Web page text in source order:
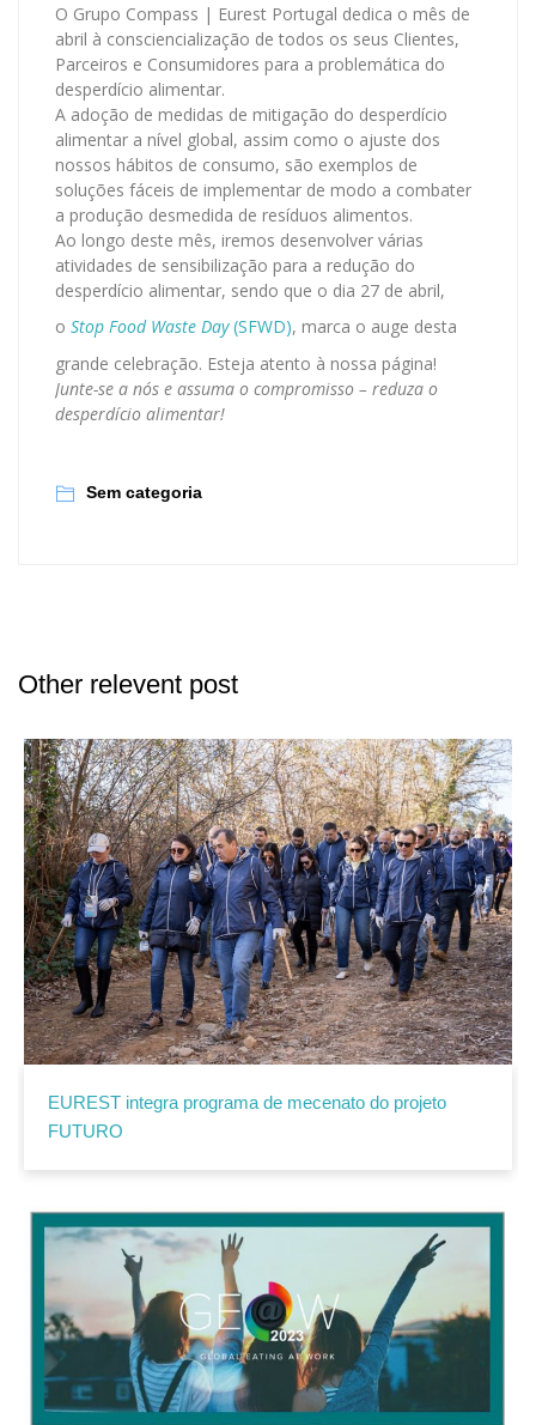
O Grupo Compass | Eurest Portugal dedica o mês de
abril à consciencialização de todos os seus Clientes,
Parceiros e Consumidores para a problemática do
desperdício alimentar.
A adoção de medidas de mitigação do desperdício
alimentar a nível global, assim como o ajuste dos
nossos hábitos de consumo, são exemplos de
soluções fáceis de implementar de modo a combater
a produção desmedida de resíduos alimentos.
Ao longo deste mês, iremos desenvolver várias
atividades de sensibilização para a redução do
desperdício alimentar, sendo que o dia 27 de abril,
o Stop Food Waste Day(SFWD), marca o auge desta
grande celebração. Esteja atento à nossa página!
Junte-se a nós e assuma o compromisso – reduza o
desperdício alimentar!
Sem categoria
Other relevent post
EUREST integra programa de mecenato do projeto
FUTURO